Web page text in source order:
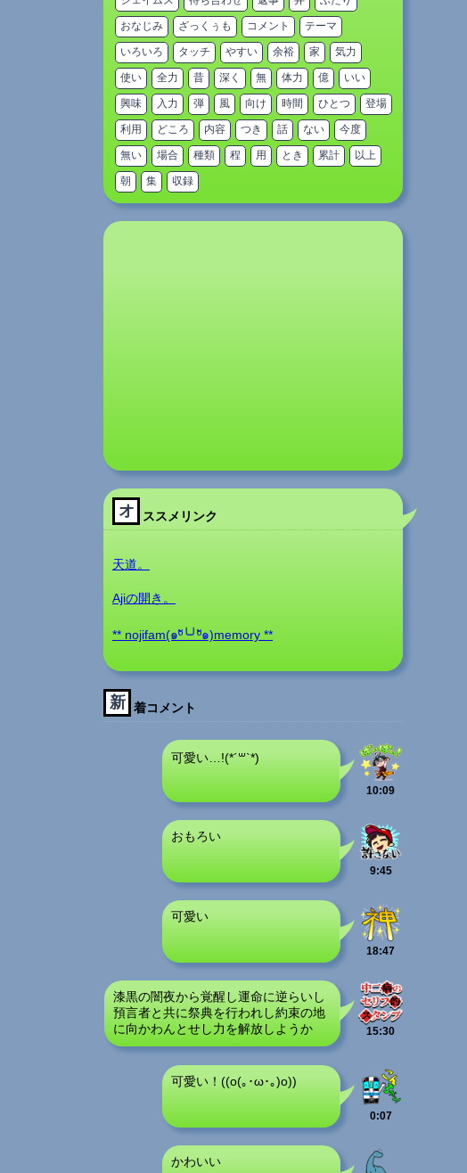
おなじみ ざっくぅも コメント テーマ
いろいろ タッチ やすい 余裕 家 気力
使い 全力 昔 深く 無 体力 億 いい
興味 入力 弾 風 向け 時間 ひとつ 登場
利用 どころ 内容 つき 話 ない 今度
無い 場合 種類 程 用 とき 累計 以上
朝 集 収録
オ ススメリンク
天道。
Ajiの開き。
** nojifam(๑ºั╰╯ºั๑)memory **
新 着コメント
10:09
可愛い…!(*´꒳`*)
9:45
おもろい
18:47
可愛い
15:30
漆黒の闇夜から覚醒し運命に逆らいし
預言者と共に祭典を行われし約束の地
に向かわんとせし力を解放しようか
0:07
可愛い！((o(｡･ω･｡)o))
かわいい